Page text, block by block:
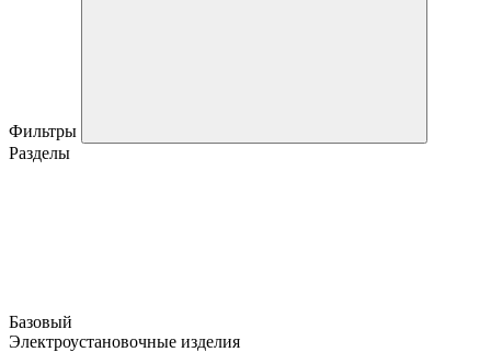
Фильтры
Разделы
Базовый
Электроустановочные изделия